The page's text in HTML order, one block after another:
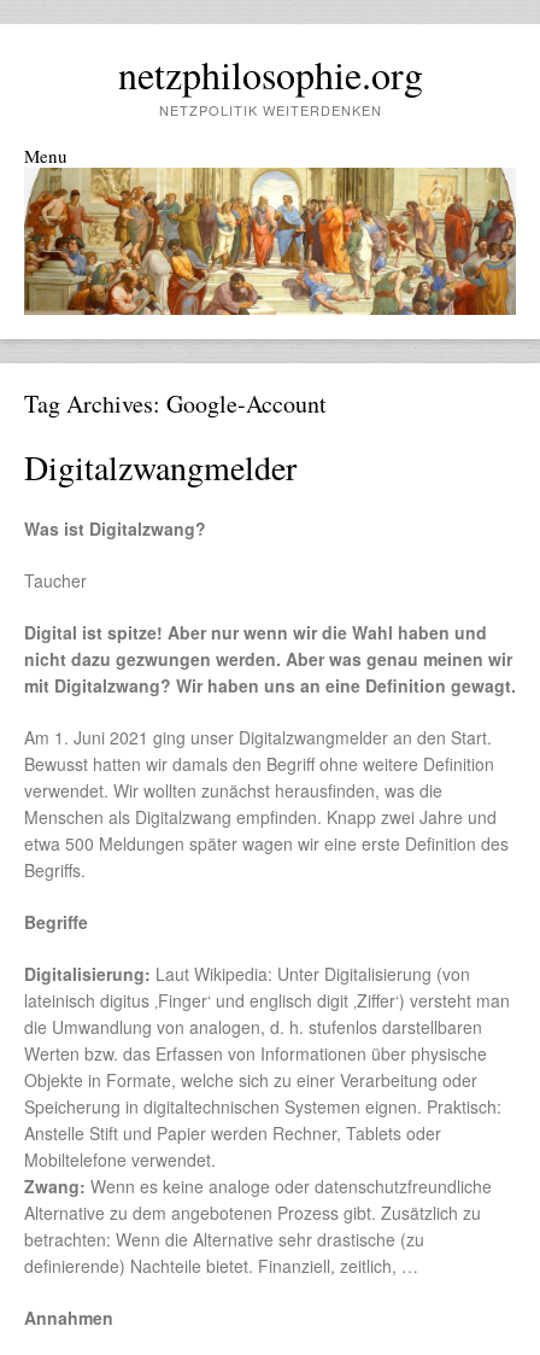
netzphilosophie.org
NETZPOLITIK WEITERDENKEN
Menu
Skip to content
Tag Archives: Google-Account
Digitalzwangmelder
Was ist Digitalzwang?
Taucher
Digital ist spitze! Aber nur wenn wir die Wahl haben und
nicht dazu gezwungen werden. Aber was genau meinen wir
mit Digitalzwang? Wir haben uns an eine Definition gewagt.
Am 1. Juni 2021 ging unser Digitalzwangmelder an den Start.
Bewusst hatten wir damals den Begriff ohne weitere Definition
verwendet. Wir wollten zunächst herausfinden, was die
Menschen als Digitalzwang empfinden. Knapp zwei Jahre und
etwa 500 Meldungen später wagen wir eine erste Definition des
Begriffs.
Begriffe
Digitalisierung: Laut Wikipedia: Unter Digitalisierung (von
lateinisch digitus ‚Finger‘ und englisch digit ‚Ziffer‘) versteht man
die Umwandlung von analogen, d. h. stufenlos darstellbaren
Werten bzw. das Erfassen von Informationen über physische
Objekte in Formate, welche sich zu einer Verarbeitung oder
Speicherung in digitaltechnischen Systemen eignen. Praktisch:
Anstelle Stift und Papier werden Rechner, Tablets oder
Mobiltelefone verwendet.
Zwang: Wenn es keine analoge oder datenschutzfreundliche
Alternative zu dem angebotenen Prozess gibt. Zusätzlich zu
betrachten: Wenn die Alternative sehr drastische (zu
definierende) Nachteile bietet. Finanziell, zeitlich, …
Annahmen